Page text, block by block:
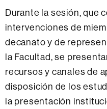
Durante la sesión, que
intervenciones de
decanato y de
la Facultad, se
recursos y canales de
disposición de los
la presentación